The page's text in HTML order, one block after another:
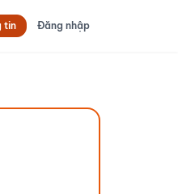
tin Đăng nhập